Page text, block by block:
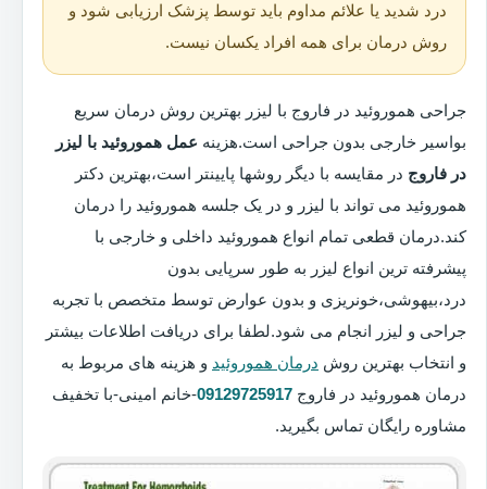
درد شدید یا علائم مداوم باید توسط پزشک ارزیابی شود و
روش درمان برای همه افراد یکسان نیست.
جراحی هموروئید در فاروج با لیزر بهترین روش درمان سریع
بواسیر خارجی بدون جراحی است.هزینه عمل هموروئید با لیزر
در فاروج در مقایسه با دیگر روشها پایینتر است،بهترین دکتر
هموروئید می تواند با لیزر و در یک جلسه هموروئید را درمان
کند.درمان قطعی تمام انواع هموروئید داخلی و خارجی با
پیشرفته ترین انواع لیزر به طور سرپایی بدون
درد،بیهوشی،خونریزی و بدون عوارض توسط متخصص با تجربه
جراحی و لیزر انجام می شود.لطفا برای دریافت اطلاعات بیشتر
و انتخاب بهترین روش درمان هموروئید و هزینه های مربوط به
درمان هموروئید در فاروج 09129725917-خانم امینی-با تخفیف
مشاوره رایگان تماس بگیرید.